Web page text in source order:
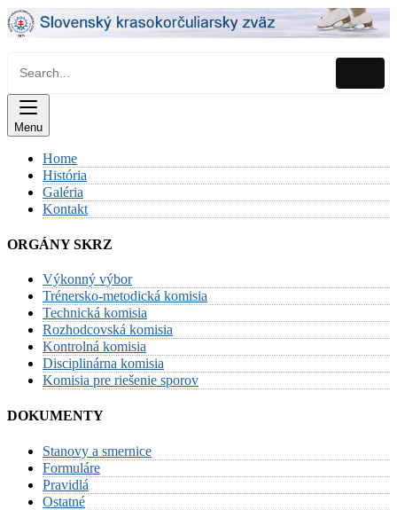
Skip
to
Menu
Home
História
Galéria
Kontakt
ORGÁNY SKRZ
Výkonný výbor
Trénersko-metodická komisia
Technická komisia
Rozhodcovská komisia
Kontrolná komisia
Disciplinárna komisia
Komisia pre riešenie sporov
DOKUMENTY
Stanovy a smernice
Formuláre
Pravidlá
Ostatné